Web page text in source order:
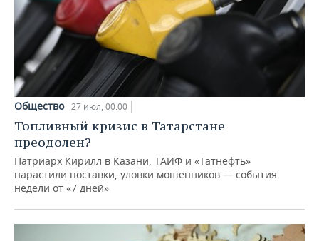
Общество 27 июл, 00:00
Топливный кризис в Татарстане
преодолен?
Патриарх Кирилл в Казани, ТАИФ и «Татнефть»
нарастили поставки, уловки мошенников — события
недели от «7 дней»